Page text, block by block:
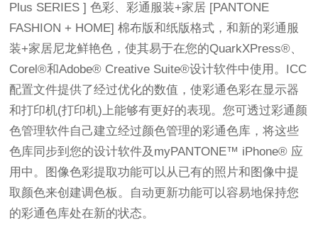
Plus SERIES ] 色彩、彩通服装+家居 [PANTONE
FASHION + HOME] 棉布版和纸版格式，和新的彩通服
装+家居尼龙鲜艳色，使其易于在您的QuarkXPress®、
Corel®和Adobe® Creative Suite®设计软件中使用。ICC
配置文件提供了经过优化的数值，使彩通色彩在显示器
和打印机(打印机)上能够有更好的表现。您可透过彩通颜
色管理软件自己建立经过颜色管理的彩通色库，将这些
色库同步到您的设计软件及myPANTONE™ iPhone® 应
用中。图像色彩提取功能可以从已有的照片和图像中提
取颜色来创建调色板。自动更新功能可以容易地保持您
的彩通色库处在新的状态。